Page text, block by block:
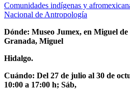
Comunidades indígenas y
Nacional de Antropología
Dónde: Museo Jumex, en Miguel
Granada, Miguel
Hidalgo.
Cuándo: Del 27 de julio al 30 de
10:00 a 17:00 h; Sáb,